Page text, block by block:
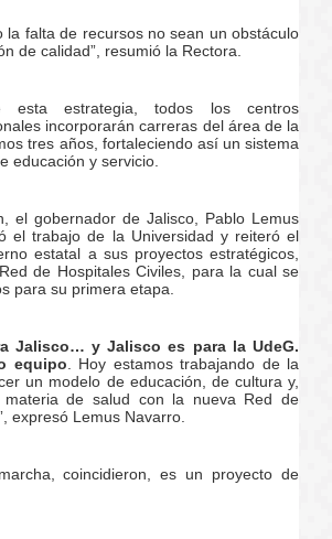
la falta de recursos no sean un obstáculo
de calidad”, resumió la Rectora.
esta estrategia, todos los centros
incorporarán carreras del área de la
tres años, fortaleciendo así un sistema
educación y servicio.
el gobernador de Jalisco, Pablo Lemus
el trabajo de la Universidad y reiteró el
estatal a sus proyectos estratégicos,
de Hospitales Civiles, para la cual se
para su primera etapa.
Jalisco… y Jalisco es para la UdeG.
equipo . Hoy estamos trabajando de la
un modelo de educación, de cultura y,
materia de salud con la nueva Red de
expresó Lemus Navarro.
coincidieron, es un proyecto de